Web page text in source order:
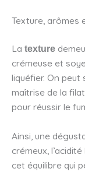
Texture, arômes
La texture
crémeuse et
liquéfier. On peut
maîtrise de la
pour réussir le
Ainsi, une
crémeux,
cet équilibre qui